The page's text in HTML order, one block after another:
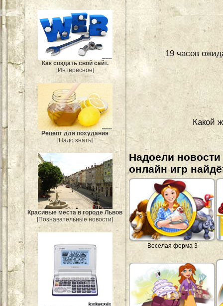
Как создать свой сайт.
[Интересное]
Рецепт для похудания
[Надо знать]
Красивые места в городе Львов
[Познавательные новости]
19 часов
Какой
Надоели
онлайн игр
Веселая ферма 3